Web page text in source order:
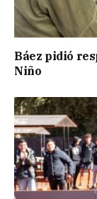
Báez pidió
Niño